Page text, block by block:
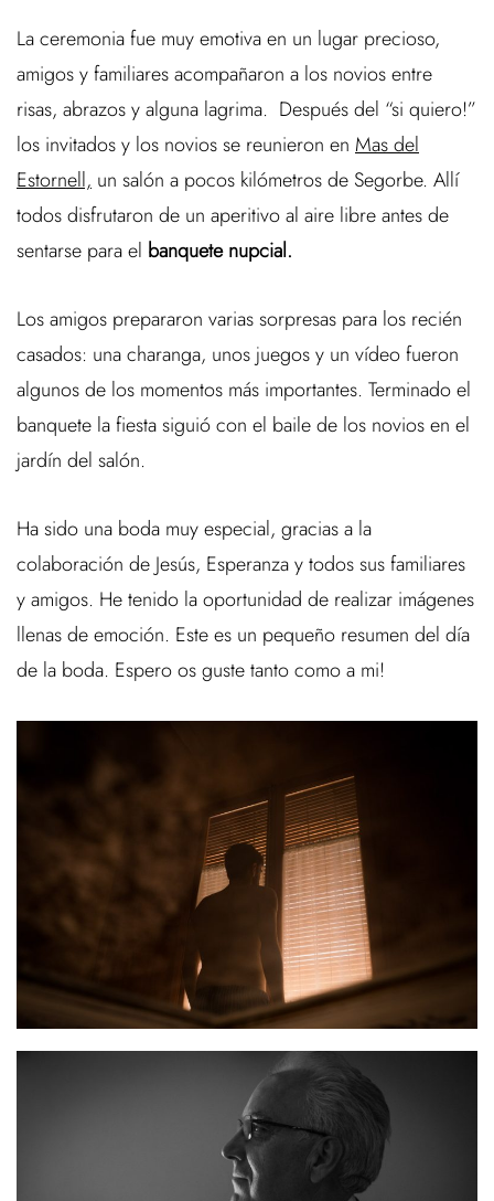
La ceremonia fue muy emotiva en un lugar precioso,
amigos y familiares acompañaron a los novios entre
risas, abrazos y alguna lagrima. Después del “si quiero!”
los invitados y los novios se reunieron en Mas del
Estornell, un salón a pocos kilómetros de Segorbe. Allí
todos disfrutaron de un aperitivo al aire libre antes de
sentarse para el banquete nupcial.
Los amigos prepararon varias sorpresas para los recién
casados: una charanga, unos juegos y un vídeo fueron
algunos de los momentos más importantes. Terminado el
banquete la fiesta siguió con el baile de los novios en el
jardín del salón.
Ha sido una boda muy especial, gracias a la
colaboración de Jesús, Esperanza y todos sus familiares
y amigos. He tenido la oportunidad de realizar imágenes
llenas de emoción. Este es un pequeño resumen del día
de la boda. Espero os guste tanto como a mi!